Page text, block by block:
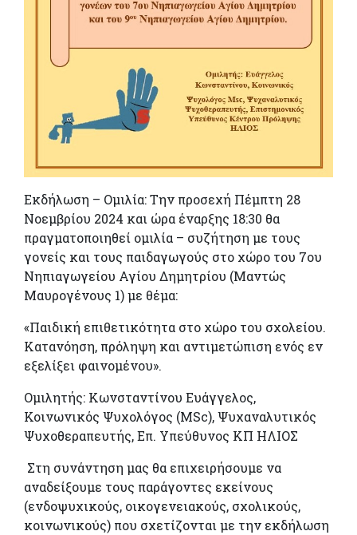
Εκδήλωση – Ομιλία: Την προσεχή Πέμπτη 28
Νοεμβρίου 2024 και ώρα έναρξης 18:30 θα
πραγματοποιηθεί ομιλία – συζήτηση με τους
γονείς και τους παιδαγωγούς στο χώρο του 7ου
Νηπιαγωγείου Αγίου Δημητρίου (Μαντώς
Μαυρογένους 1) με θέμα:
«Παιδική επιθετικότητα στο χώρο του σχολείου.
Κατανόηση, πρόληψη και αντιμετώπιση ενός εν
εξελίξει φαινομένου».
Ομιλητής: Κωνσταντίνου Ευάγγελος,
Κοινωνικός Ψυχολόγος (MSc), Ψυχαναλυτικός
Ψυχοθεραπευτής, Επ. Υπεύθυνος ΚΠ ΗΛΙΟΣ
Στη συνάντηση μας θα επιχειρήσουμε να
αναδείξουμε τους παράγοντες εκείνους
(ενδοψυχικούς, οικογενειακούς, σχολικούς,
κοινωνικούς) που σχετίζονται με την εκδήλωση